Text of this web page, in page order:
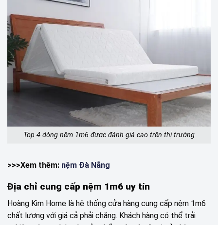
Top 4 dòng nệm 1m6 được đánh giá cao trên thị trường
>>>Xem thêm: nệm Đà Nẵng
Địa chỉ cung cấp nệm 1m6 uy tín
Hoàng Kim Home là hệ thống cửa hàng cung cấp nệm 1m6
chất lượng với giá cả phải chăng. Khách hàng có thể trải